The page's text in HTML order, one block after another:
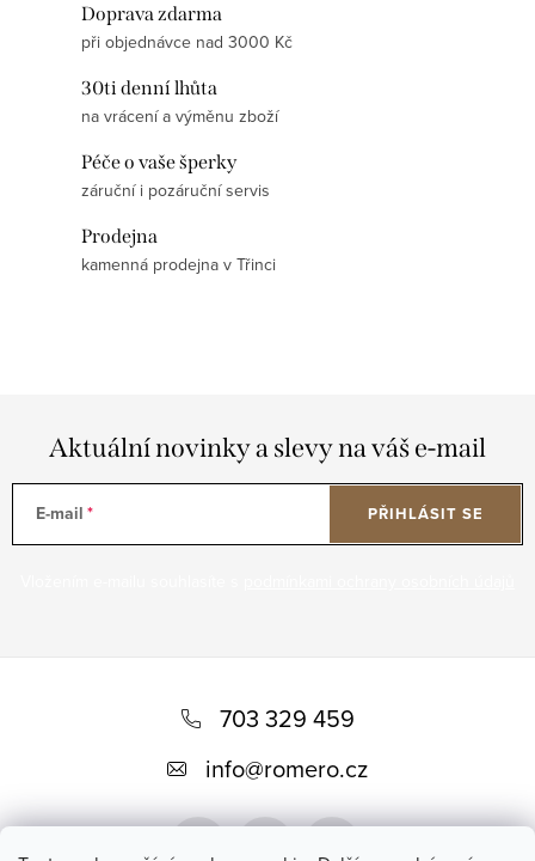
Doprava zdarma
při objednávce nad 3000 Kč
30ti denní lhůta
na vrácení a výměnu zboží
Péče o vaše šperky
záruční i pozáruční servis
Prodejna
kamenná prodejna v Třinci
Aktuální novinky a slevy na váš e-mail
E-mail PŘIHLÁSIT SE
t
703 329 459
info@romero.cz